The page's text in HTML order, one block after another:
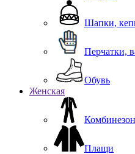
Шапки,
Перчатки,
Обувь
Женская
Плащи